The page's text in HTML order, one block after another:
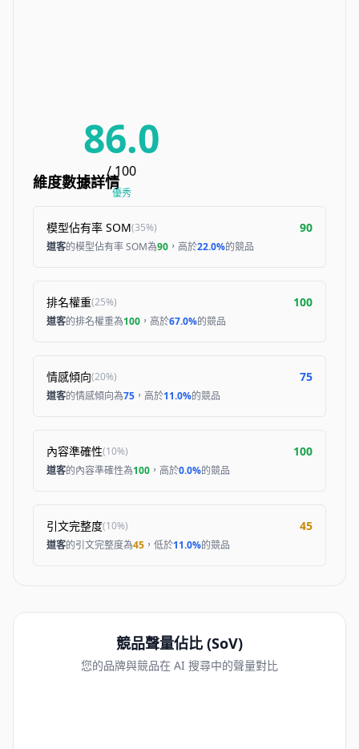
86.0
/ 100
優秀
維度數據詳情
模型佔有率 SOM(35%) 90
道客的模型佔有率 SOM為90 ，高於22.0%的競品
排名權重(25%) 100
道客的排名權重為100 ，高於67.0%的競品
情感傾向(20%) 75
道客的情感傾向為75 ，高於11.0%的競品
內容準確性(10%) 100
道客的內容準確性為100 ，高於0.0%的競品
引文完整度(10%) 45
道客的引文完整度為45 ，低於11.0%的競品
競品聲量佔比 (SoV)
您的品牌與競品在 AI 搜尋中的聲量對比